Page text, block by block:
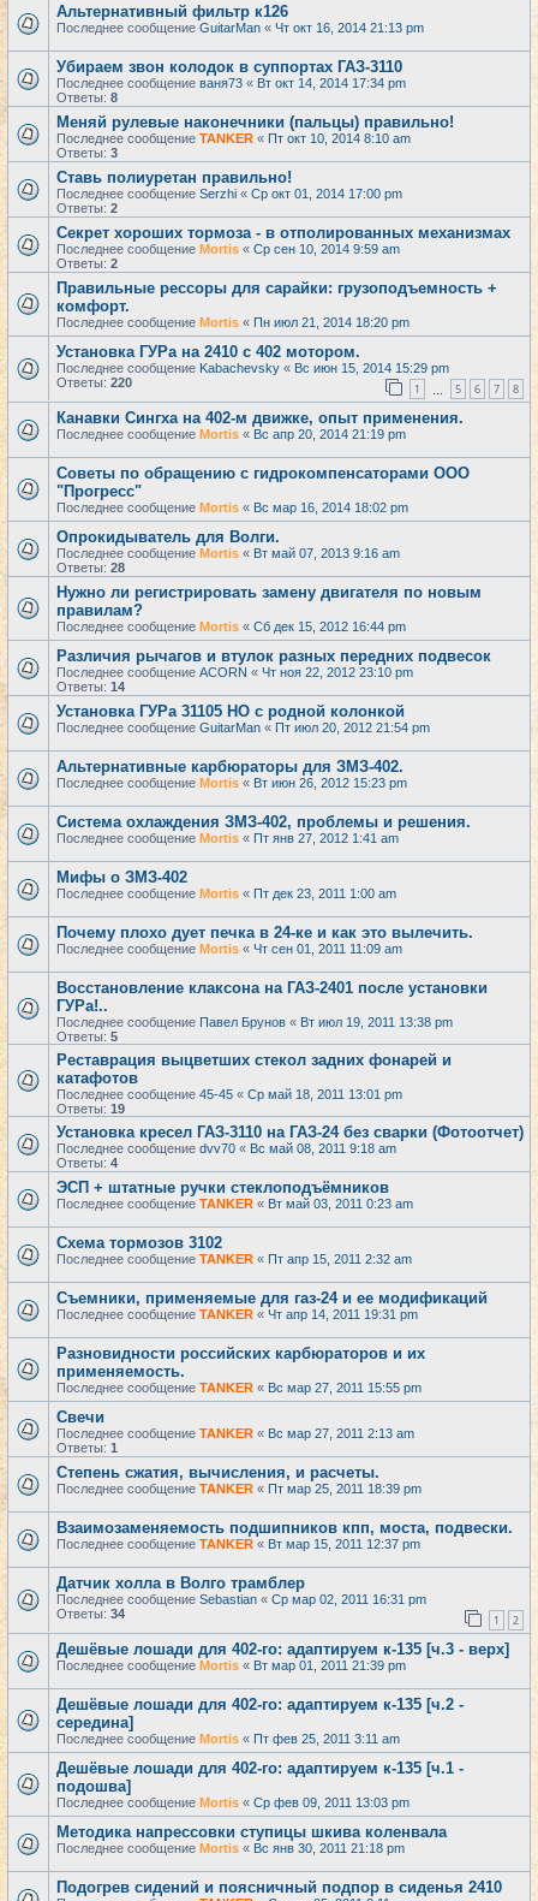
Альтернативный фильтр к126
Последнее сообщение GuitarMan « Чт окт 16, 2014 21:13 pm
Убираем звон колодок в суппортах ГАЗ-3110
Последнее сообщение ваня73 « Вт окт 14, 2014 17:34 pm
Ответы: 8
Меняй рулевые наконечники (пальцы) правильно!
Последнее сообщение TANKER « Пт окт 10, 2014 8:10 am
Ответы: 3
Ставь полиуретан правильно!
Последнее сообщение Serzhi « Ср окт 01, 2014 17:00 pm
Ответы: 2
Секрет хороших тормоза - в отполированных механизмах
Последнее сообщение Mortis « Ср сен 10, 2014 9:59 am
Ответы: 2
Правильные рессоры для сарайки: грузоподъемность +
комфорт.
Последнее сообщение Mortis « Пн июл 21, 2014 18:20 pm
Установка ГУРа на 2410 с 402 мотором.
Последнее сообщение Kabachevsky « Вс июн 15, 2014 15:29 pm
Ответы: 220 1 5 6 7 8
Канавки Сингха на 402-м движке, опыт применения.
Последнее сообщение Mortis « Вс апр 20, 2014 21:19 pm
Советы по обращению с гидрокомпенсаторами ООО
"Прогресс"
Последнее сообщение Mortis « Вс мар 16, 2014 18:02 pm
Опрокидыватель для Волги.
Последнее сообщение Mortis « Вт май 07, 2013 9:16 am
Ответы: 28
Нужно ли регистрировать замену двигателя по новым
правилам?
Последнее сообщение Mortis « Сб дек 15, 2012 16:44 pm
Различия рычагов и втулок разных передних подвесок
Последнее сообщение ACORN « Чт ноя 22, 2012 23:10 pm
Ответы: 14
Установка ГУРа 31105 НО с родной колонкой
Последнее сообщение GuitarMan « Пт июл 20, 2012 21:54 pm
Альтернативные карбюраторы для ЗМЗ-402.
Последнее сообщение Mortis « Вт июн 26, 2012 15:23 pm
Система охлаждения ЗМЗ-402, проблемы и решения.
Последнее сообщение Mortis « Пт янв 27, 2012 1:41 am
Мифы о ЗМЗ-402
Последнее сообщение Mortis « Пт дек 23, 2011 1:00 am
Почему плохо дует печка в 24-ке и как это вылечить.
Последнее сообщение Mortis « Чт сен 01, 2011 11:09 am
Восстановление клаксона на ГАЗ-2401 после установки
ГУРа!..
Последнее сообщение Павел Брунов « Вт июл 19, 2011 13:38 pm
Ответы: 5
Реставрация выцветших стекол задних фонарей и
катафотов
Последнее сообщение 45-45 « Ср май 18, 2011 13:01 pm
Ответы: 19
Установка кресел ГАЗ-3110 на ГАЗ-24 без сварки (Фотоотчет)
Последнее сообщение dvv70 « Вс май 08, 2011 9:18 am
Ответы: 4
ЭСП + штатные ручки стеклоподъёмников
Последнее сообщение TANKER « Вт май 03, 2011 0:23 am
Схема тормозов 3102
Последнее сообщение TANKER « Пт апр 15, 2011 2:32 am
Съемники, применяемые для газ-24 и ее модификаций
Последнее сообщение TANKER « Чт апр 14, 2011 19:31 pm
Разновидности российских карбюраторов и их
применяемость.
Последнее сообщение TANKER « Вс мар 27, 2011 15:55 pm
Свечи
Последнее сообщение TANKER « Вс мар 27, 2011 2:13 am
Ответы: 1
Степень сжатия, вычисления, и расчеты.
Последнее сообщение TANKER « Пт мар 25, 2011 18:39 pm
Взаимозаменяемость подшипников кпп, моста, подвески.
Последнее сообщение TANKER « Вт мар 15, 2011 12:37 pm
Датчик холла в Волго трамблер
Последнее сообщение Sebastian « Ср мар 02, 2011 16:31 pm
Ответы: 34 1 2
Дешёвые лошади для 402-го: адаптируем к-135 [ч.3 - верх]
Последнее сообщение Mortis « Вт мар 01, 2011 21:39 pm
Дешёвые лошади для 402-го: адаптируем к-135 [ч.2 -
середина]
Последнее сообщение Mortis « Пт фев 25, 2011 3:11 am
Дешёвые лошади для 402-го: адаптируем к-135 [ч.1 -
подошва]
Последнее сообщение Mortis « Ср фев 09, 2011 13:03 pm
Методика напрессовки ступицы шкива коленвала
Последнее сообщение Mortis « Вс янв 30, 2011 21:18 pm
Подогрев сидений и поясничный подпор в сиденья 2410